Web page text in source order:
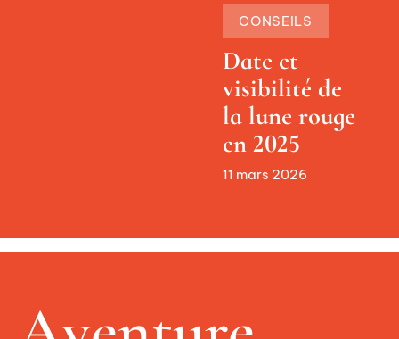
CONSEILS
Date et
visibilité de
la lune rouge
en 2025
11 mars 2026